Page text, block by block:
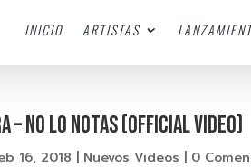
INICIO ARTISTAS
– No Lo Notas (Official Video)
16, 2018 | Nuevos Videos | 0